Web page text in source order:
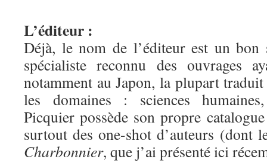
L’éditeur :
Déjà, le nom de l’éditeur est un
spécialiste reconnu des ouvrages
notamment au Japon, la plupart
les domaines : sciences
Picquier possède son propre
surtout des one-shot d’auteurs (dont
Charbonnier, que j’ai présenté ici